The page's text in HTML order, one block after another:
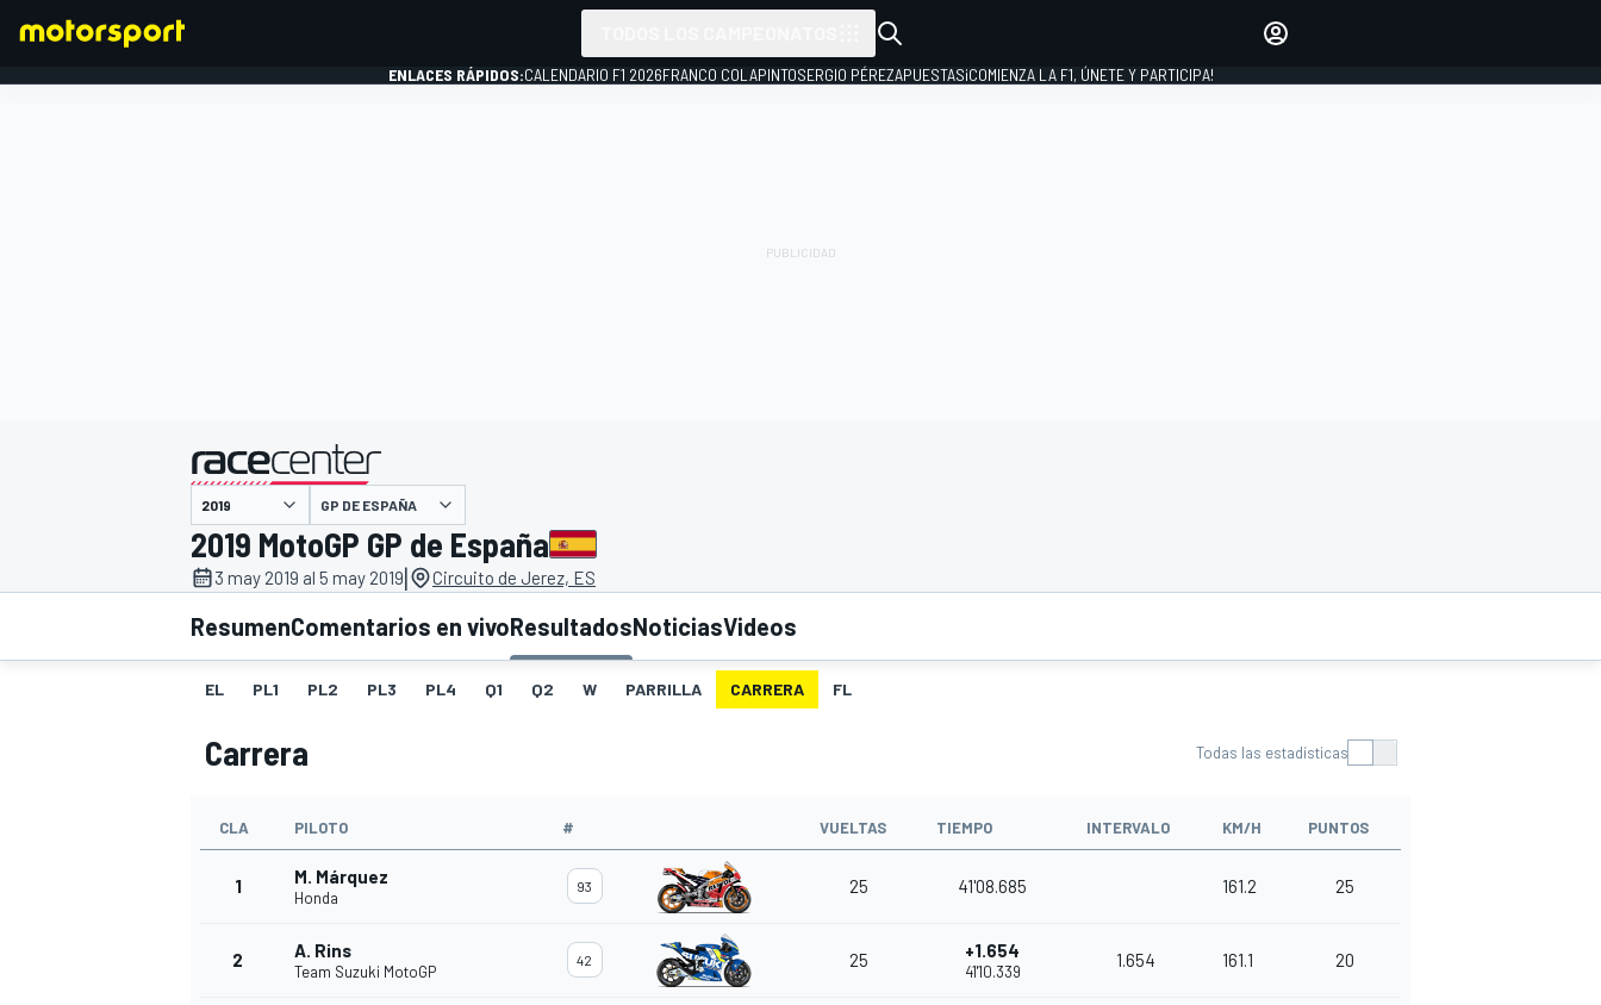
INDYCAR
INICIAR SESIÓN
ENLACES RÁPIDOS:CALENDARIO F1 2026FRANCO COLAPINTOSERGIO PÉREZAPUESTAS¡COMIENZA LA F1, ÚNETE Y PARTICIPA!
presentado por
GP DE ESPAÑA
2019 MotoGP GP de España
3 may 2019 al 5 may 2019| Circuito de Jerez, ES
ResumenComentarios en vivoResultadosNoticiasVideos
EL PL1 PL2 PL3 PL4 Q1 Q2 W PARRILLA CARRERA FL
Carrera Todas las estadísticas
CLA PILOTO # VUELTAS TIEMPO INTERVALO KM/H PUNTOS
1 M. Márquez
Honda
93 25 41'08.685 161.2 25
2 A. Rins
Team Suzuki MotoGP
42 25 +1.654
41'10.339
1.654 161.1 20